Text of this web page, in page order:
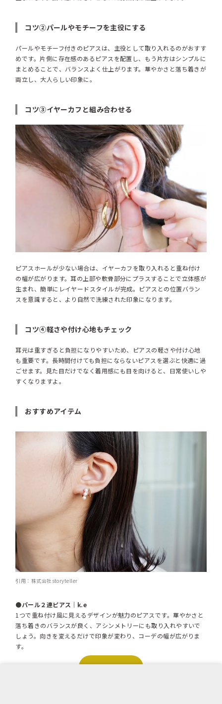
コツ②パールやモチーフを主役にする
パールやモチーフ付きのピアスは、主役として取り入れるのがおすす
めです。片側に存在感のあるピアスを配置し、もう片方はシンプルに
まとめることで、バランスよく仕上がります。華やかさと落ち着きが
両立し、大人らしい印象に。
コツ③イヤーカフと組み合わせる
ピアスホールが少ない場合は、イヤーカフを取り入れると重ね付け
の幅が広がります。耳の上部や軟骨部分にプラスすることで立体感が
生まれ、簡単にレイヤードスタイルが完成。ピアスとの位置バラン
スを意識すると、より自然で洗練された印象になります。
コツ④軽さや付け心地もチェック
耳元は重すぎると負担になりやすいため、ピアスの軽さや付け心地
も重要です。長時間付けても負担にならないピアスを選ぶと快適に過
ごせます。見た目だけでなく着用感にも目を向けると、日常使いしや
すくなりますよ。
おすすめアイテム
引用：株式会社storyteller
●パール２連ピアス｜k.e
1つで重ね付け風に見えるデザインが魅力のピアスです。華やかさと
落ち着きのバランスが良く、アシンメトリーにも取り入れやすいで
しょう。向きを変えるだけで印象が変わり、コーデの幅が広がりま
す。
商品詳細